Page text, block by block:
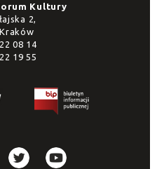
Kultury
2,
08 14
19 55